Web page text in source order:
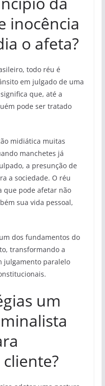
inocência
o afeta?
todo réu é
em julgado de uma
que, até a
pode ser tratado
midiática muitas
manchetes já
a presunção de
a sociedade. O réu
que pode afetar não
sua vida pessoal,
dos fundamentos do
transformando a
julgamento paralelo
um